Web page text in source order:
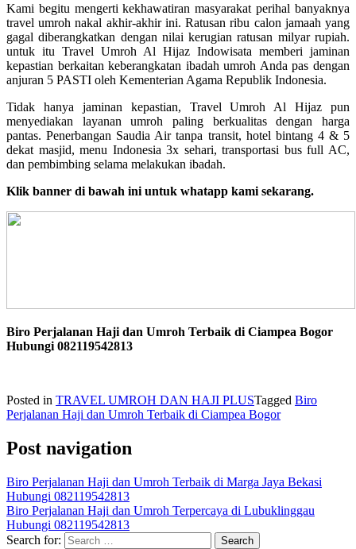
Kami begitu mengerti kekhawatiran masyarakat perihal banyaknya
travel umroh nakal akhir-akhir ini. Ratusan ribu calon jamaah yang
gagal diberangkatkan dengan nilai kerugian ratusan milyar rupiah.
untuk itu Travel Umroh Al Hijaz Indowisata memberi jaminan
kepastian berkaitan keberangkatan ibadah umroh Anda pas dengan
anjuran 5 PASTI oleh Kementerian Agama Republik Indonesia.
Tidak hanya jaminan kepastian, Travel Umroh Al Hijaz pun
menyediakan layanan umroh paling berkualitas dengan harga
pantas. Penerbangan Saudia Air tanpa transit, hotel bintang 4 & 5
dekat masjid, menu Indonesia 3x sehari, transportasi bus full AC,
dan pembimbing selama melakukan ibadah.
Klik banner di bawah ini untuk whatapp kami sekarang.
Biro Perjalanan Haji dan Umroh Terbaik di Ciampea Bogor
Hubungi 082119542813
Posted in TRAVEL UMROH DAN HAJI PLUSTagged Biro
Perjalanan Haji dan Umroh Terbaik di Ciampea Bogor
Post navigation
Biro Perjalanan Haji dan Umroh Terbaik di Marga Jaya Bekasi
Hubungi 082119542813
Biro Perjalanan Haji dan Umroh Terpercaya di Lubuklinggau
Hubungi 082119542813
Search for: